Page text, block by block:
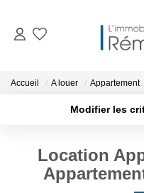
Accueil A louer Appartement
Modifier les
Sélectionnez...
Type de bien
Location